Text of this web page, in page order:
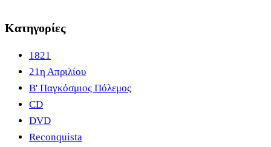
Κατηγορίες
1821
21η Απριλίου
B' Παγκόσμιος Πόλεμος
CD
DVD
Reconquista